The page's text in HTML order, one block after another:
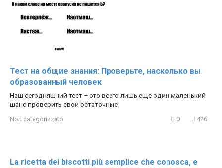
Тест на общие знания: Проверьте, насколько вы
образованный человек
Наш сегодняшний тест – это всего лишь еще один маленький
шанс проверить свои остаточные
Non categorizzato 0 426
La ricetta dei biscotti più semplice che conosca, e